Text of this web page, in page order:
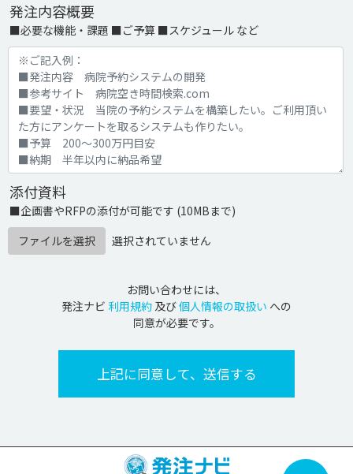
発注内容概要
■必要な機能・課題 ■ご予算 ■スケジュール など
添付資料
■企画書やRFPの添付が可能です (10MBまで)
ファイルを選択
選択されていません
お問い合わせには、
発注ナビ 利用規約 及び個人情報の取扱い への
同意が必要です。